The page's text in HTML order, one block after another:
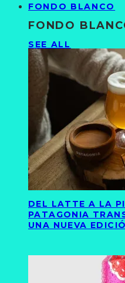
FONDO BLANCO
FONDO
SEE ALL
DEL LATTE A LA
PATAGONIA
UNA NUEVA